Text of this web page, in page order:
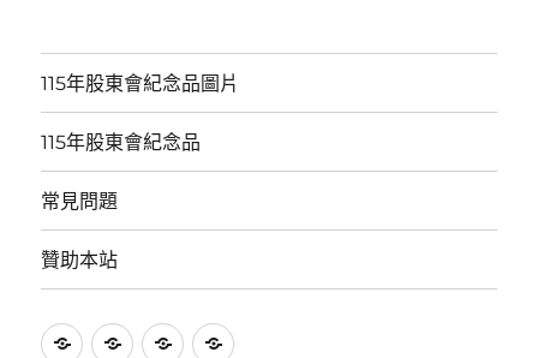
115年股東會紀念品圖片
115年股東會紀念品
常見問題
贊助本站
115 115 常 贊